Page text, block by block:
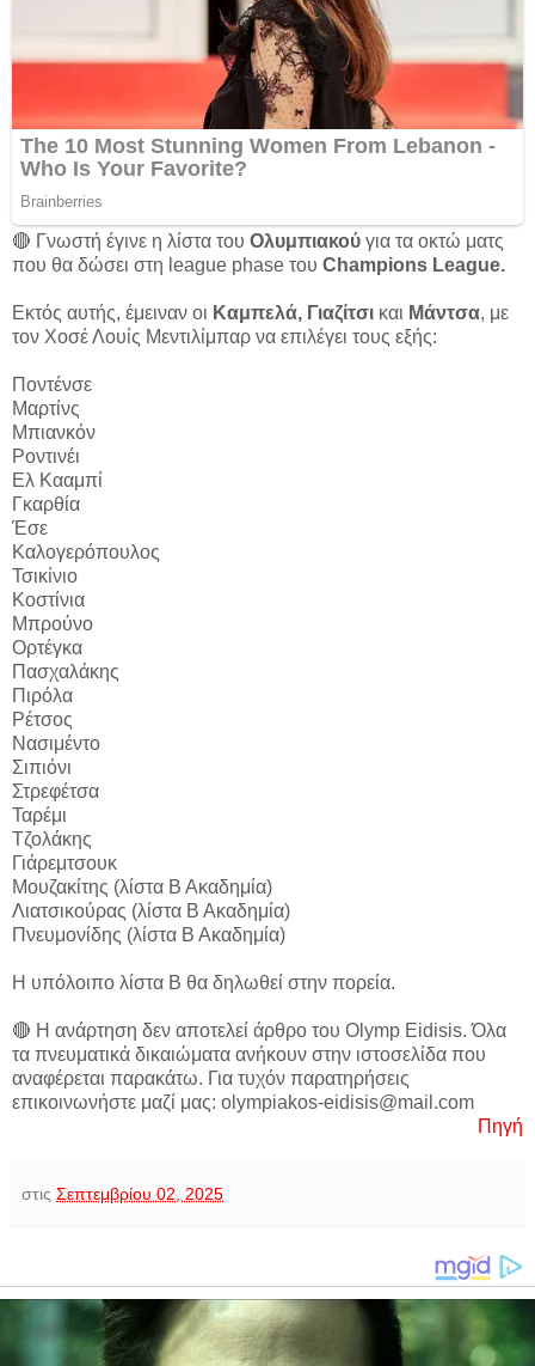
🔴 Γνωστή έγινε η λίστα του Ολυμπιακού για τα οκτώ ματς
που θα δώσει στη league phase του Champions League.
Εκτός αυτής, έμειναν οι Καμπελά, Γιαζίτσι και Μάντσα, με
τον Χοσέ Λουίς Μεντιλίμπαρ να επιλέγει τους εξής:
Ποντένσε
Μαρτίνς
Μπιανκόν
Ροντινέι
Ελ Κααμπί
Γκαρθία
Έσε
Καλογερόπουλος
Τσικίνιο
Κοστίνια
Μπρούνο
Ορτέγκα
Πασχαλάκης
Πιρόλα
Ρέτσος
Νασιμέντο
Σιπιόνι
Στρεφέτσα
Ταρέμι
Τζολάκης
Γιάρεμτσουκ
Μουζακίτης (λίστα Β Ακαδημία)
Λιατσικούρας (λίστα Β Ακαδημία)
Πνευμονίδης (λίστα Β Ακαδημία)
Η υπόλοιπο λίστα Β θα δηλωθεί στην πορεία.
🔴 Η ανάρτηση δεν αποτελεί άρθρο του Olymp Eidisis. Όλα
τα πνευματικά δικαιώματα ανήκουν στην ιστοσελίδα που
αναφέρεται παρακάτω. Για τυχόν παρατηρήσεις
επικοινωνήστε μαζί μας: olympiakos-eidisis@mail.com
Πηγή
στις Σεπτεμβρίου 02, 2025